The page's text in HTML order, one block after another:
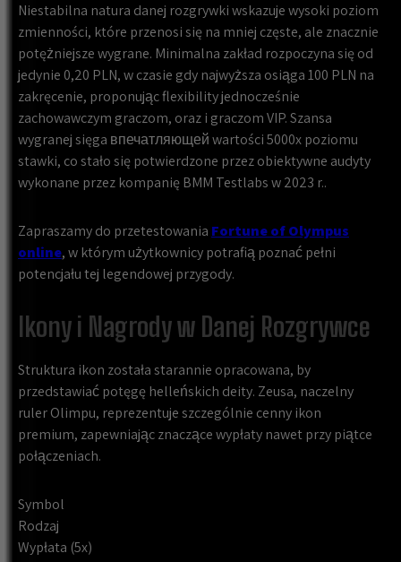
Niestabilna natura danej rozgrywki wskazuje wysoki poziom
zmienności, które przenosi się na mniej częste, ale znacznie
potężniejsze wygrane. Minimalna zakład rozpoczyna się od
jedynie 0,20 PLN, w czasie gdy najwyższa osiąga 100 PLN na
zakręcenie, proponując flexibility jednocześnie
zachowawczym graczom, oraz i graczom VIP. Szansa
wygranej sięga впечатляющей wartości 5000x poziomu
stawki, co stało się potwierdzone przez obiektywne audyty
wykonane przez kompanię BMM Testlabs w 2023 r..
Zapraszamy do przetestowania Fortune of Olympus
online, w którym użytkownicy potrafią poznać pełni
potencjału tej legendowej przygody.
Ikony i Nagrody w Danej Rozgrywce
Struktura ikon została starannie opracowana, by
przedstawiać potęgę helleńskich deity. Zeusa, naczelny
ruler Olimpu, reprezentuje szczególnie cenny ikon
premium, zapewniając znaczące wypłaty nawet przy piątce
połączeniach.
Symbol
Rodzaj
Wypłata (5x)